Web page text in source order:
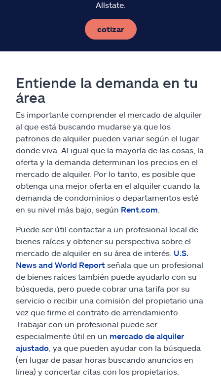
Allstate.
cotizar
Entiende la demanda en tu
área
Es importante comprender el mercado de alquiler
al que está buscando mudarse ya que los
patrones de alquiler pueden variar según el lugar
donde viva. Al igual que la mayoría de las cosas, la
oferta y la demanda determinan los precios en el
mercado de alquiler. Por lo tanto, es posible que
obtenga una mejor oferta en el alquiler cuando la
demanda de condominios o departamentos esté
en su nivel más bajo, según Rent.com
Puede ser útil contactar a un profesional local de
bienes raíces y obtener su perspectiva sobre el
mercado de alquiler en su área de interés. U.S.
News and World Report señala que un profesional
de bienes raíces también puede ayudarlo con su
búsqueda, pero puede cobrar una tarifa por su
servicio o recibir una comisión del propietario una
vez que firme el contrato de arrendamiento.
Trabajar con un profesional puede ser
especialmente útil en un mercado de alquiler
ajustado , ya que pueden ayudar con la búsqueda
(en lugar de pasar horas buscando anuncios en
línea) y concertar citas con los propietarios.